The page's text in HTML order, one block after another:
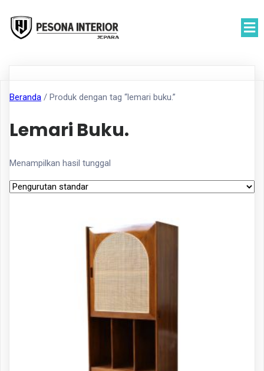
Beranda / Produk dengan tag “lemari buku.”
Lemari Buku.
Menampilkan hasil tunggal